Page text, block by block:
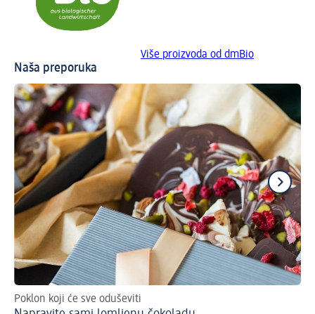
Više proizvoda od dmBio
Naša preporuka
Poklon koji će sve oduševiti